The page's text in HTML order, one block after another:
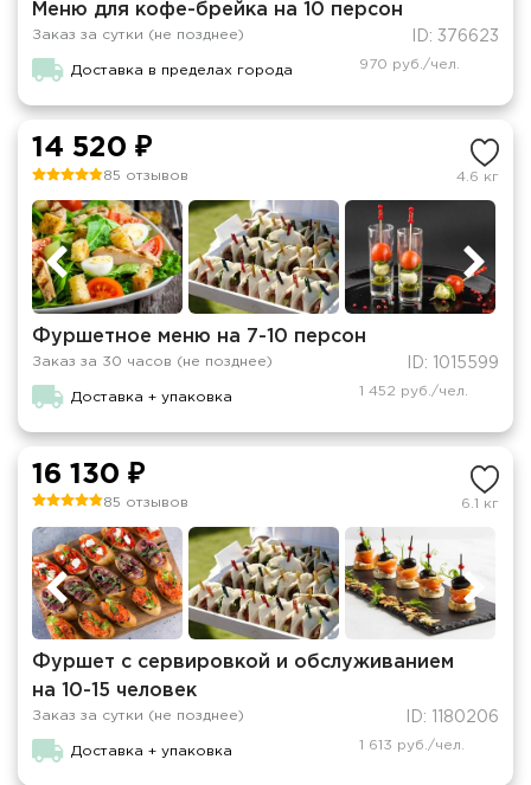
Меню для кофе-брейка на 10 персон
Заказ за сутки (не позднее) ID: 376623
Доставка в пределах города 970 руб./чел.
14 520 ₽
85 отзывов 4.6 кг
Фуршетное меню на 7-10 персон
Заказ за 30 часов (не позднее) ID: 1015599
Доставка + упаковка 1 452 руб./чел.
16 130 ₽
85 отзывов 6.1 кг
Фуршет с сервировкой и обслуживанием
на 10-15 человек
Заказ за сутки (не позднее) ID: 1180206
Доставка + упаковка 1 613 руб./чел.